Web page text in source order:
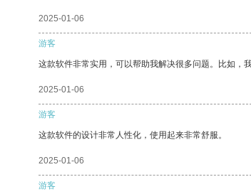
2025-01-06
游客
这款软件非常实用，可以帮助我解决很多问题。比如，
2025-01-06
游客
这款软件的设计非常人性化，使用起来非常舒服。
2025-01-06
游客